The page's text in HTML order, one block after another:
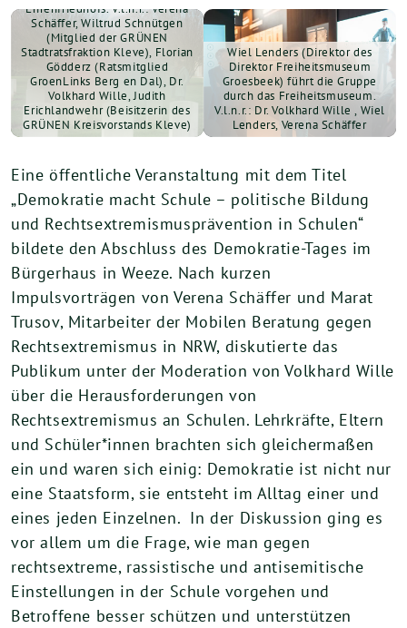
Ehrenfriedhofs. V.l.n.r.: Verena
Schäffer, Wiltrud Schnütgen
(Mitglied der GRÜNEN
Stadtratsfraktion Kleve), Florian
Gödderz (Ratsmitglied
GroenLinks Berg en Dal), Dr.
Volkhard Wille, Judith
Erichlandwehr (Beisitzerin des
GRÜNEN Kreisvorstands Kleve)
Wiel Lenders (Direktor des
Direktor Freiheitsmuseum
Groesbeek) führt die Gruppe
durch das Freiheitsmuseum.
V.l.n.r.: Dr. Volkhard Wille , Wiel
Lenders, Verena Schäffer
Eine öffentliche Veranstaltung mit dem Titel
„Demokratie macht Schule – politische Bildung
und Rechtsextremismusprävention in Schulen“
bildete den Abschluss des Demokratie-Tages im
Bürgerhaus in Weeze. Nach kurzen
Impulsvorträgen von Verena Schäffer und Marat
Trusov, Mitarbeiter der Mobilen Beratung gegen
Rechtsextremismus in NRW, diskutierte das
Publikum unter der Moderation von Volkhard Wille
über die Herausforderungen von
Rechtsextremismus an Schulen. Lehrkräfte, Eltern
und Schüler*innen brachten sich gleichermaßen
ein und waren sich einig: Demokratie ist nicht nur
eine Staatsform, sie entsteht im Alltag einer und
eines jeden Einzelnen. In der Diskussion ging es
vor allem um die Frage, wie man gegen
rechtsextreme, rassistische und antisemitische
Einstellungen in der Schule vorgehen und
Betroffene besser schützen und unterstützen